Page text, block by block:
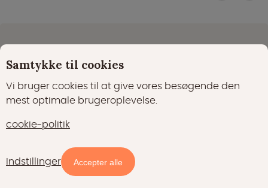
bedste Glamping-tilbud?
Tilmeld dig nyhedsbrevet
Udendørs ferie med
Samtykke til cookies
Vi bruger cookies til at give vores besøgende den
mest optimale brugeroplevelse.
cookie-politik
Indstillinger Accepter alle